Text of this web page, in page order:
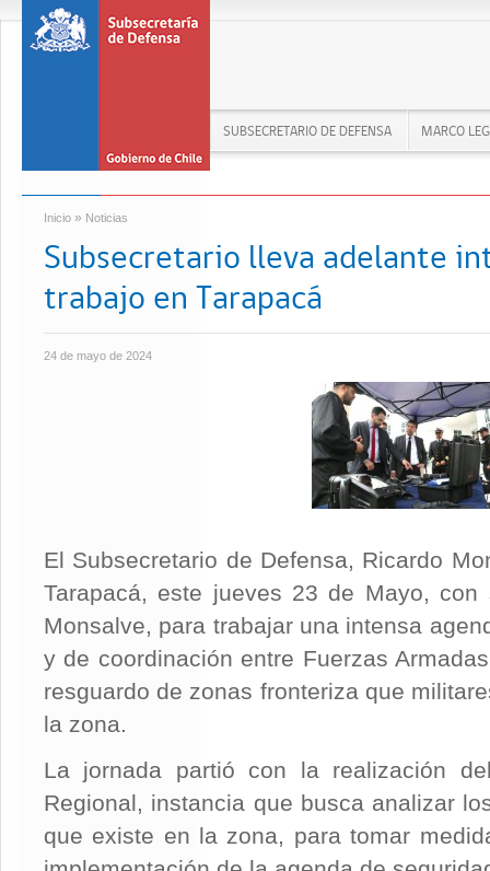
SUBSECRETARIO DE DEFENSA MARCO
Inicio » Noticias
Subsecretario lleva adelante
trabajo en Tarapacá
24 de mayo de 2024
El Subsecretario de Defensa, Ricardo
Tarapacá, este jueves 23 de Mayo,
Monsalve, para trabajar una intensa
y de coordinación entre Fuerzas
resguardo de zonas fronteriza que
la zona.
La jornada partió con la realización
Regional, instancia que busca analizar
que existe en la zona, para tomar